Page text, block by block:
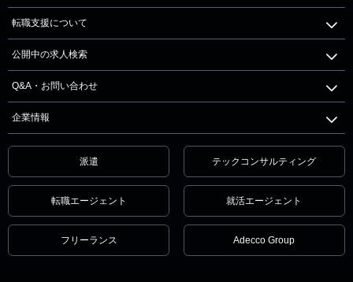
転職支援について
公開中の求人検索
Q&A・お問い合わせ
企業情報
派遣 テックコンサルティング
転職エージェント 就活エージェント
フリーランス Adecco Group